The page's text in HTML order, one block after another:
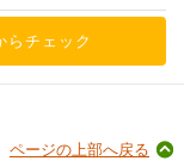
らチェック
ページの上部へ戻る